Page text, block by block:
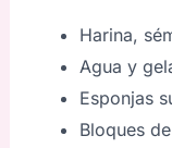
Harina,
Agua y
Esponjas
Bloques